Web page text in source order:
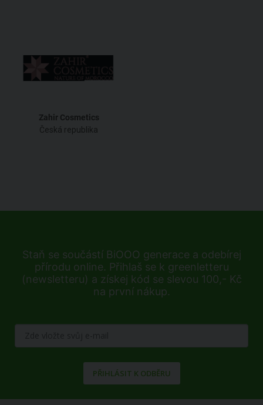
Zahir Cosmetics
Česká republika
Staň se součástí BiOOO generace a odebírej
přírodu online. Přihlaš se k greenletteru
(newsletteru) a získej kód se slevou 100,- Kč
na první nákup.
PŘIHLÁSIT K ODBĚRU